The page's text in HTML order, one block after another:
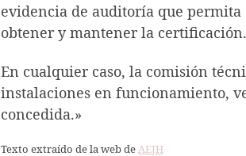
evidencia de auditoría que
obtener y mantener la certificación.
En cualquier caso, la comisión
instalaciones en funcionamiento,
concedida.»
Texto extraído de la web deAEJH